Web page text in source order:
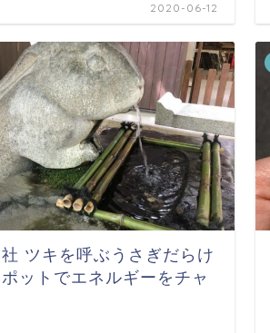
2020-06-12
ツキを呼ぶうさぎだらけ
ットでエネルギーをチャ